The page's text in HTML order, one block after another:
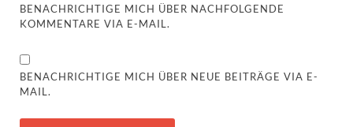
BENACHRICHTIGE MICH ÜBER NACHFOLGENDE
KOMMENTARE VIA E-MAIL.
BENACHRICHTIGE MICH ÜBER NEUE BEITRÄGE VIA E-
MAIL.